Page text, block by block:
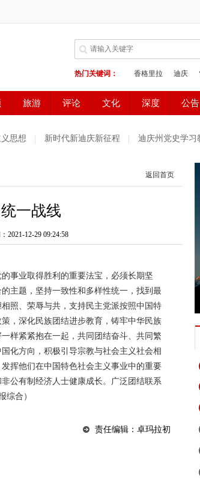
思想 新时代新迪庆新征程 迪庆州党史学习
党徽闪耀
网络中国节·中秋
70载·西藏启航新时代
迪庆州生物多样性图
事 “致敬抗疫‘无名英雄’” 决战决胜脱贫攻坚
九届四中全会精神 “不忘初心 牢记使命”主题教育
60周年 开展扫黑除恶 建设善美云南
坚持扫黄打非 2019年网络诚信宣传 迪庆“
潮 奋进新时代 崇尚英雄 精忠报国——我们家的
2018年千名干部下基层促脱贫保稳定
反邪教宣传
拥护核心 心
返回首页
一战线
2021-12-29 09:24:58
事业取得胜利的重要法宝，必须长期坚
主题，坚持一致性和多样性统一，找到最
照、荣辱与共，支持民主党派按照中国特
，深化民族团结进步教育，铸牢中华民族
样紧紧抱在一起，共同团结奋斗、共同繁
化方向，积极引导宗教与社会主义社会相
挥他们在中国特色社会主义事业中的重要
公有制经济人士健康成长。广泛团结联系
综合）
责任编辑：卓玛拉初